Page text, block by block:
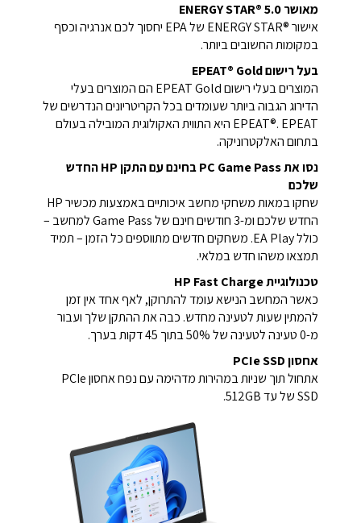
מאושר ENERGY STAR‎®‎ 5.0‎‏
אישור ENERGY STAR®‎ של EPA יחסוך לכם אנרגיה וכסף
במקומות החשובים ביותר.
בעל רישום EPEAT® Gold
המוצרים בעלי רישום EPEAT Gold הם המוצרים בעלי
הדירוג הגבוה ביותר שעומדים בכל הקריטריונים הנדרשים של
EPEAT®‎. EPEAT היא התווית האקולוגית המובילה בעולם
בתחום האלקטרוניקה.
נסו את PC Game Pass בחינם עם התקן HP החדש
שלכם
שחקו במאות משחקי מחשב איכותיים באמצעות מכשיר HP
החדש שלכם ומ-3 חודשים חינם של Game Pass למחשב –
כולל EA Play. משחקים חדשים מתווספים כל הזמן – תמיד
תמצאו משהו חדש במלאי.
טכנולוגיית HP Fast Charge
כאשר המחשב הנישא עומד להתרוקן, לאף אחד אין זמן
להמתין שעות לטעינה מחדש. כבה את ההתקן שלך ועבור
מ-0 טעינה לטעינה של 50% בתוך 45 דקות בערך.
אחסון PCIe SSD
אתחול תוך שניות במהירות מדהימה עם נפח אחסון PCIe
SSD של עד 512GB.